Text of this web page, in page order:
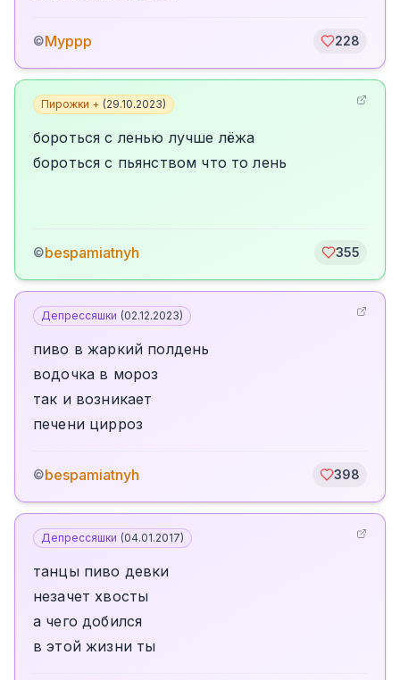
©Муррр 228
Пирожки + (29.10.2023)
бороться с ленью лучше лёжа
бороться с пьянством что то лень
©bespamiatnyh 355
Депрессяшки (02.12.2023)
пиво в жаркий полдень
водочка в мороз
так и возникает
печени цирроз
©bespamiatnyh 398
Депрессяшки (04.01.2017)
танцы пиво девки
незачет хвосты
а чего добился
в этой жизни ты